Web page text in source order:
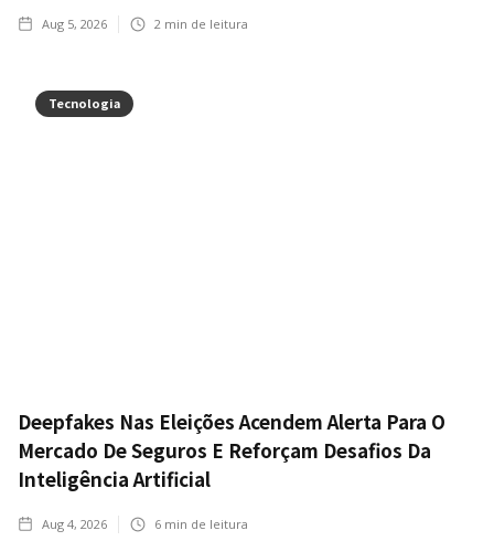
Aug 5, 2026 2 min de leitura
Tecnologia
Deepfakes Nas Eleições Acendem Alerta Para O
Mercado De Seguros E Reforçam Desafios Da
Inteligência Artificial
Aug 4, 2026 6 min de leitura